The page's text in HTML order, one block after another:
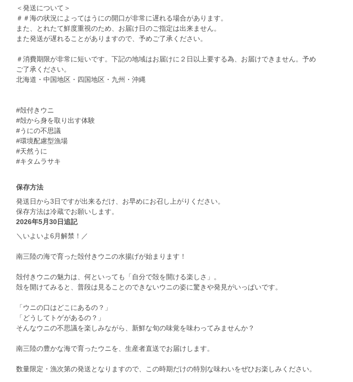
＜発送について＞
＃＃海の状況によってはうにの開口が非常に遅れる場合があります。
また、とれたて鮮度重視のため、お届け日のご指定は出来ません。
また発送が遅れることがありますので、予めご了承ください。
＃消費期限が非常に短いです。下記の地域はお届けに２日以上要する為、お届けできません。予め
ご了承ください。
北海道・中国地区・四国地区・九州・沖縄
#殻付きウニ
#殻から身を取り出す体験
#うにの不思議
#環境配慮型漁場
#天然うに
#キタムラサキ
保存方法
発送日から3日ですが出来るだけ、お早めにお召し上がりください。
保存方法は冷蔵でお願いします。
2026年5月30日追記
＼いよいよ6月解禁！／
南三陸の海で育った殻付きウニの水揚げが始まります！
殻付きウニの魅力は、何といっても「自分で殻を開ける楽しさ」。
殻を開けてみると、普段は見ることのできないウニの姿に驚きや発見がいっぱいです。
「ウニの口はどこにあるの？」
「どうしてトゲがあるの？」
そんなウニの不思議を楽しみながら、新鮮な旬の味覚を味わってみませんか？
南三陸の豊かな海で育ったウニを、生産者直送でお届けします。
数量限定・漁次第の発送となりますので、この時期だけの特別な味わいをぜひお楽しみください。